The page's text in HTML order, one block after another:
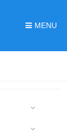
MENU